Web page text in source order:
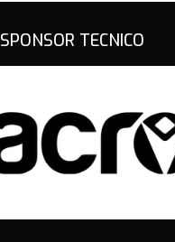
SPONSOR TECNICO